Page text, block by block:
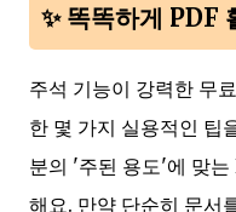
✨ 똑똑하게 PDF
주석 기능이 강력한 무
한 몇 가지 실용적인 팁
분의 '주된 용도'에 맞는
해요. 만약 단순히 문서